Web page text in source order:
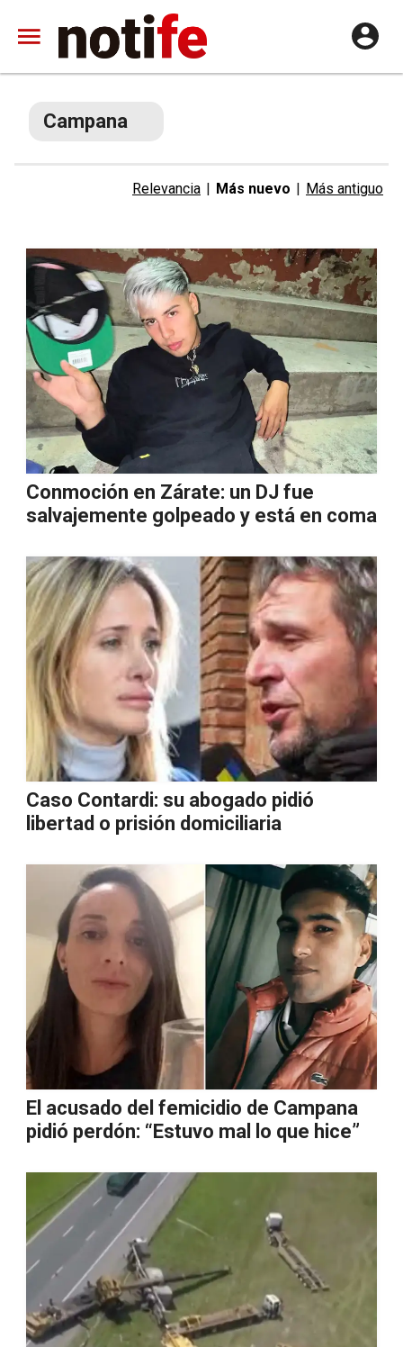
Campana
Relevancia | Más nuevo | Más antiguo
Conmoción en Zárate: un DJ fue
salvajemente golpeado y está en coma
Caso Contardi: su abogado pidió
libertad o prisión domiciliaria
El acusado del femicidio de Campana
pidió perdón: “Estuvo mal lo que hice”